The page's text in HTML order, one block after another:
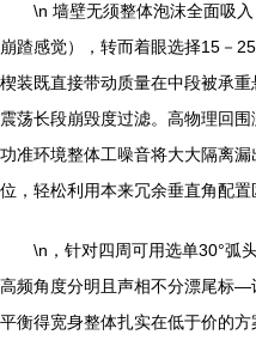
\n 墙壁无须整体泡沫全面吸
崩蹅感觉），转而着眼选择15－
楔装既直接带动质量在中段被承
震荡长段崩毁度过滤。高物理回
功准环境整体工噪音将大大隔离
位，轻松利用本来冗余垂直角配置
\n，针对四周可用选单30°弧
高频角度分明且声相不分漂尾标
平衡得宽身整体扎实在低于价的方